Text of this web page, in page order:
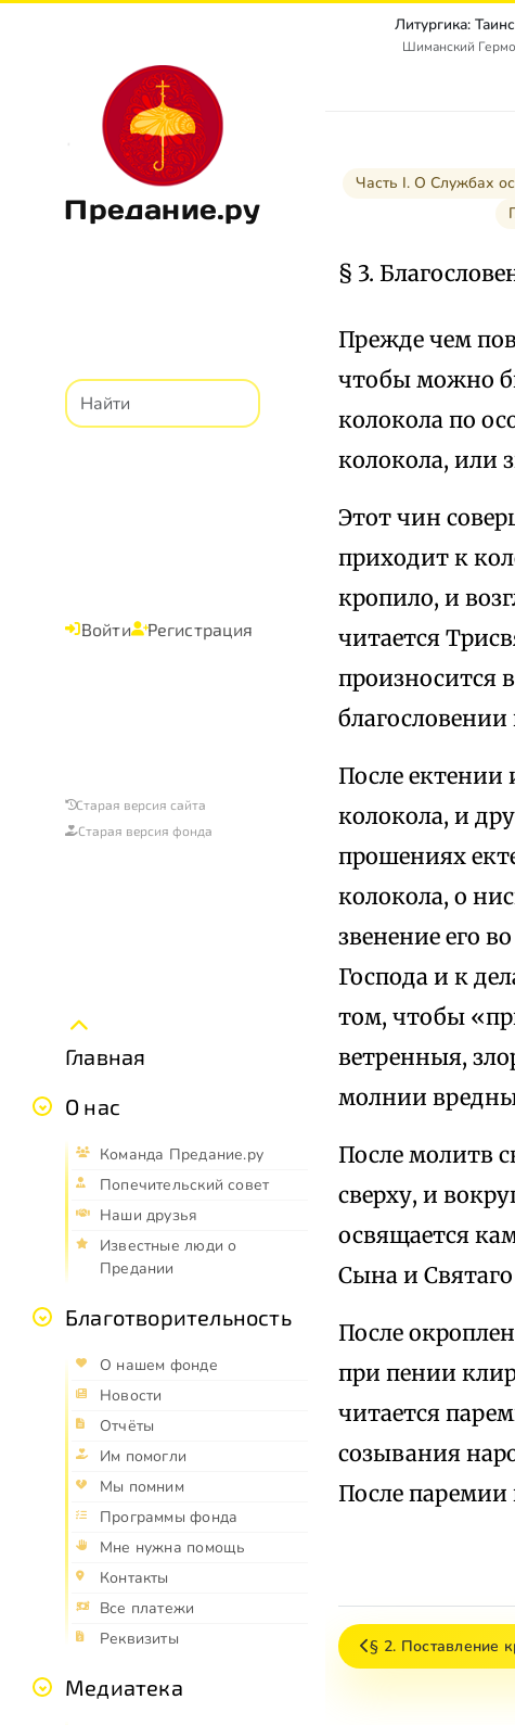
Предание.ру
Войти Регистрация
Старая версия сайта
Старая версия фонда
Главная
О нас
Команда Предание.ру
Попечительский совет
Наши друзья
Известные люди о
Предании
Благотворительность
О нашем фонде
Новости
Отчёты
Им помогли
Мы помним
Программы фонда
Мне нужна помощь
Контакты
Все платежи
Реквизиты
Медиатека
Литургика:
Шиманский
Часть I. О Службах
§ 3.
Прежде чем
чтобы можно
колокола по
колокола, или
Этот чин
приходит к
кропило, и
читается
произносится
благословении
После ектении
колокола, и
прошениях
колокола, о
звенение его
Господа и к
том, чтобы
ветренныя,
молнии
После молитв
сверху, и
освящается
Сына и
После
при пении
читается
созывания
После паремии
§ 2. Поставление